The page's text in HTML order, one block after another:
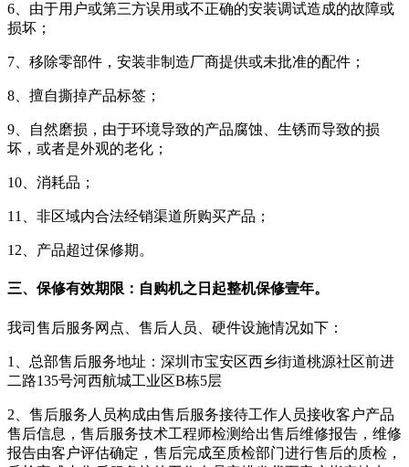
6、由于用户或第三方误用或不正确的安装调试造成的故障或
损坏；
7、移除零部件，安装非制造厂商提供或未批准的配件；
8、擅自撕掉产品标签；
9、自然磨损，由于环境导致的产品腐蚀、生锈而导致的损
坏，或者是外观的老化；
10、消耗品；
11、非区域内合法经销渠道所购买产品；
12、产品超过保修期。
三、保修有效期限：自购机之日起整机保修壹年。
我司售后服务网点、售后人员、硬件设施情况如下：
1、总部售后服务地址：深圳市宝安区西乡街道桃源社区前进
二路135号河西航城工业区B栋5层
2、售后服务人员构成由售后服务接待工作人员接收客户产品
售后信息，售后服务技术工程师检测给出售后维修报告，维修
报告由客户评估确定，售后完成至质检部门进行售后的质检，